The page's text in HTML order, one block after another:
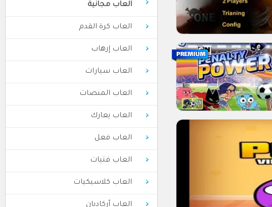
العاب مجانية
العاب كرة القدم
العاب إرهاب
العاب سيارات
العاب المنصات
العاب يعارك
العاب فعل
العاب فتيات
العاب كلاسيكيات
العاب أركاديان